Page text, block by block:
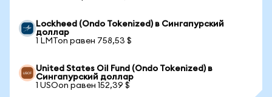
Lockheed (Ondo Tokenized) в Сингапурский
доллар
1 LMTon равен 758,53 $
United States Oil Fund (Ondo Tokenized) в
Сингапурский доллар
1 USOon равен 152,39 $